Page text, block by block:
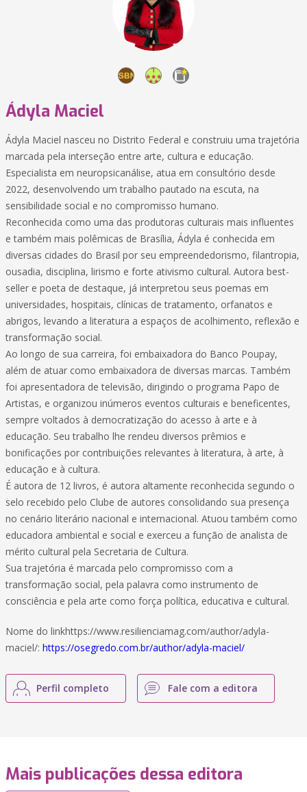
Ádyla Maciel
Ádyla Maciel nasceu no Distrito Federal e construiu uma trajetória
marcada pela interseção entre arte, cultura e educação.
Especialista em neuropsicanálise, atua em consultório desde
2022, desenvolvendo um trabalho pautado na escuta, na
sensibilidade social e no compromisso humano.
Reconhecida como uma das produtoras culturais mais influentes
e também mais polêmicas de Brasília, Ádyla é conhecida em
diversas cidades do Brasil por seu empreendedorismo, filantropia,
ousadia, disciplina, lirismo e forte ativismo cultural. Autora best-
seller e poeta de destaque, já interpretou seus poemas em
universidades, hospitais, clínicas de tratamento, orfanatos e
abrigos, levando a literatura a espaços de acolhimento, reflexão e
transformação social.
Ao longo de sua carreira, foi embaixadora do Banco Poupay,
além de atuar como embaixadora de diversas marcas. Também
foi apresentadora de televisão, dirigindo o programa Papo de
Artistas, e organizou inúmeros eventos culturais e beneficentes,
sempre voltados à democratização do acesso à arte e à
educação. Seu trabalho lhe rendeu diversos prêmios e
bonificações por contribuições relevantes à literatura, à arte, à
educação e à cultura.
É autora de 12 livros, é autora altamente reconhecida segundo o
selo recebido pelo Clube de autores consolidando sua presença
no cenário literário nacional e internacional. Atuou também como
educadora ambiental e social e exerceu a função de analista de
mérito cultural pela Secretaria de Cultura.
Sua trajetória é marcada pelo compromisso com a
transformação social, pela palavra como instrumento de
consciência e pela arte como força política, educativa e cultural.
Nome do linkhttps://www.resilienciamag.com/author/adyla-
maciel/: https://osegredo.com.br/author/adyla-maciel/
Perfil completo Fale com a editora
Mais publicações dessa editora